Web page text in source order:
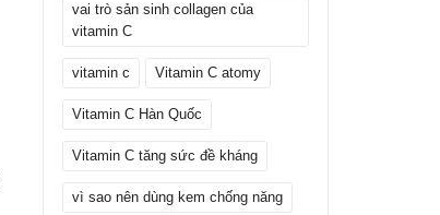
vai trò sản sinh collagen của
vitamin C
vitamin c Vitamin C atomy
Vitamin C Hàn Quốc
Vitamin C tăng sức đề kháng
vì sao nên dùng kem chống năng